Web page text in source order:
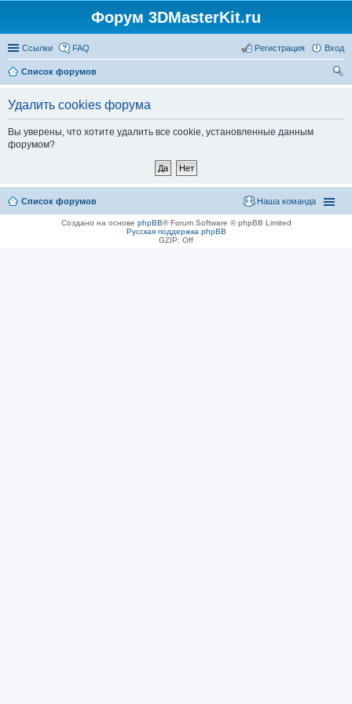
Форум 3DMasterKit.ru
Ссылки FAQ Вход
Регистрация
Список форумов
Удалить cookies форума
Вы уверены, что хотите удалить все cookie, установленные данным
форумом?
Список форумов Наша команда
Создано на основе phpBB® Forum Software © phpBB Limited
Русская поддержка phpBB
GZIP: Off